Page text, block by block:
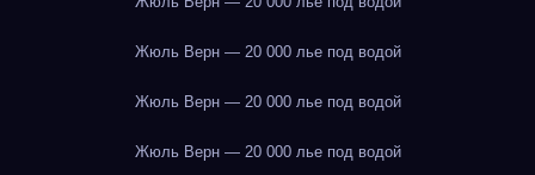
Жюль Верн — 20 000 лье под водой
Жюль Верн — 20 000 лье под водой
Жюль Верн — 20 000 лье под водой